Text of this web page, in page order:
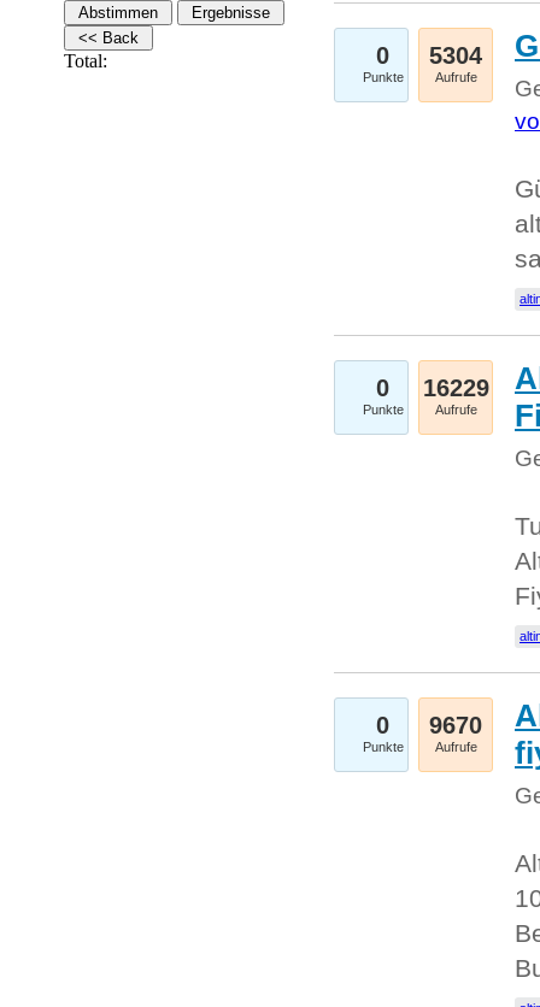
Total: 0
Punkte
5304
Aufrufe
0
Punkte
16229
Aufrufe
0
Punkte
9670
Aufrufe